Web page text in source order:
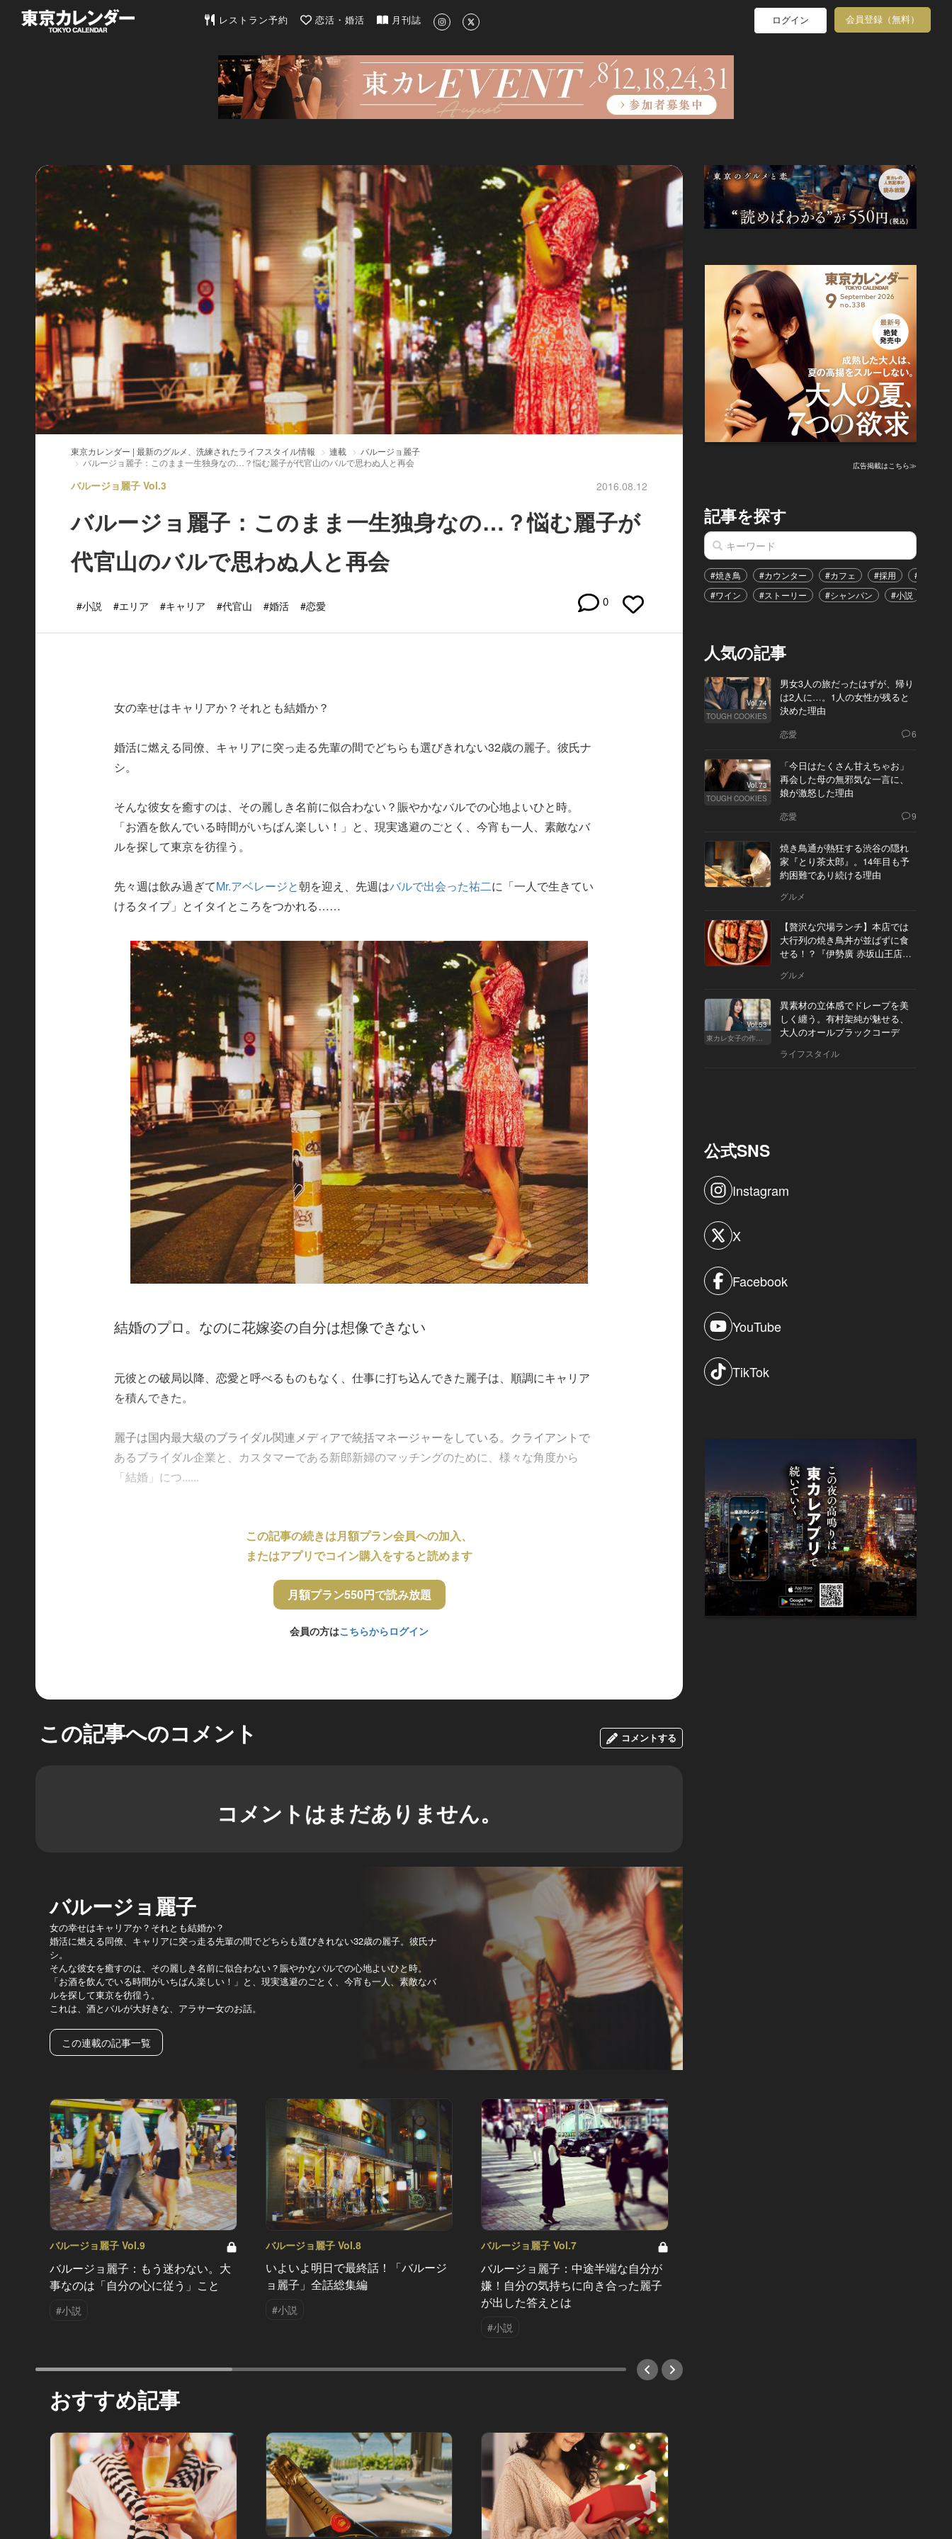
東京カレンダー | 最新のグルメ、洗練されたライフスタイル情報
レストラン予約 恋活・婚活 月刊誌 ログイン 会員登録（無料）
東京カレンダー | 最新のグルメ、洗練されたライフスタイル情報 連載
バルージョ麗子
バルージョ麗子：このまま一生独身なの…？悩む麗子が代官山のバルで思わぬ人と再会
バルージョ麗子 Vol.3 2016.08.12
バルージョ麗子：このまま一生独身なの…？悩む麗子が
代官山のバルで思わぬ人と再会
#小説 #エリア #キャリア #代官山 #婚活 #恋愛 0
女の幸せはキャリアか？それとも結婚か？
婚活に燃える同僚、キャリアに突っ走る先輩の間でどちらも選びきれない32歳の麗子。彼氏ナ
シ。
そんな彼女を癒すのは、その麗しき名前に似合わない？賑やかなバルでの心地よいひと時。
「お酒を飲んでいる時間がいちばん楽しい！」と、現実逃避のごとく、今宵も一人、素敵なバ
ルを探して東京を彷徨う。
先々週は飲み過ぎてMr.アベレージと朝を迎え、先週はバルで出会った祐二に「一人で生きてい
けるタイプ」とイタイところをつかれる……
結婚のプロ。なのに花嫁姿の自分は想像できない
元彼との破局以降、恋愛と呼べるものもなく、仕事に打ち込んできた麗子は、順調にキャリア
を積んできた。
麗子は国内最大級のブライダル関連メディアで統括マネージャーをしている。クライアントで
あるブライダル企業と、カスタマーである新郎新婦のマッチングのために、様々な角度から
「結婚」につ......
この記事の続きは月額プラン会員への加入、
またはアプリでコイン購入をすると読めます
月額プラン550円で読み放題
会員の方はこちらからログイン
この記事へのコメント コメントする
コメントはまだありません。
バルージョ麗子
女の幸せはキャリアか？それとも結婚か？
婚活に燃える同僚、キャリアに突っ走る先輩の間でどちらも選びきれない32歳の麗子。彼氏ナ
シ。
そんな彼女を癒すのは、その麗しき名前に似合わない？賑やかなバルでの心地よいひと時。
「お酒を飲んでいる時間がいちばん楽しい！」と、現実逃避のごとく、今宵も一人、素敵なバ
ルを探して東京を彷徨う。
これは、酒とバルが大好きな、アラサー女のお話。
この連載の記事一覧
バルージョ麗子 Vol.9
バルージョ麗子：もう迷わない。大
事なのは「自分の心に従う」こと
#小説
バルージョ麗子 Vol.8
いよいよ明日で最終話！「バルージ
ョ麗子」全話総集編
#小説
バルージョ麗子 Vol.7
バルージョ麗子：中途半端な自分が
嫌！自分の気持ちに向き合った麗子
が出した答えとは
#小説
おすすめ記事
広告掲載はこちら≫
記事を探す
#焼き鳥 #カウンター #カフェ #採用
#恋愛
#ワイン
#ストーリー #シャンパン #小説
人気の記事
Vol.74
TOUGH COOKIES
男女3人の旅だったはずが、帰り
は2人に…。1人の女性が残ると
決めた理由
恋愛 6
Vol.73
TOUGH COOKIES
「今日はたくさん甘えちゃお」
再会した母の無邪気な一言に、
娘が激怒した理由
恋愛 9
焼き鳥通が熱狂する渋谷の隠れ
家『とり茶太郎』。14年目も予
約困難であり続ける理由
グルメ
【贅沢な穴場ランチ】本店では
大行列の焼き鳥丼が並ばずに食
せる！？『伊勢廣 赤坂山王店』
グルメ
Vol.53
東カレ女子の作り方
異素材の立体感でドレープを美
しく纏う。有村架純が魅せる、
大人のオールブラックコーデ
ライフスタイル
公式SNS
Instagram
X
Facebook
YouTube
TikTok